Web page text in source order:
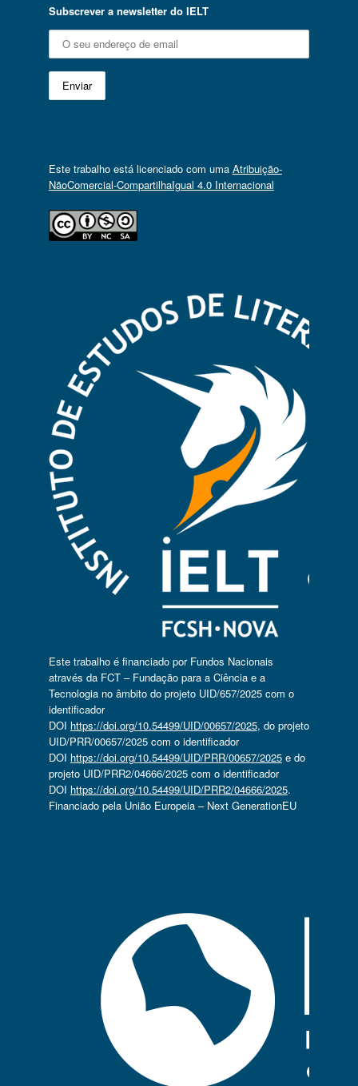
Subscrever a newsletter do IELT
Este trabalho está licenciado com uma Atribuição-
NãoComercial-CompartilhaIgual 4.0 Internacional
Este trabalho é financiado por Fundos Nacionais
através da FCT – Fundação para a Ciência e a
Tecnologia no âmbito do projeto UID/657/2025 com o
identificador
DOI https://doi.org/10.54499/UID/00657/2025, do projeto
UID/PRR/00657/2025 com o identificador
DOI https://doi.org/10.54499/UID/PRR/00657/2025e do
projeto UID/PRR2/04666/2025 com o identificador
DOI https://doi.org/10.54499/UID/PRR2/04666/2025.
Financiado pela União Europeia – Next GenerationEU